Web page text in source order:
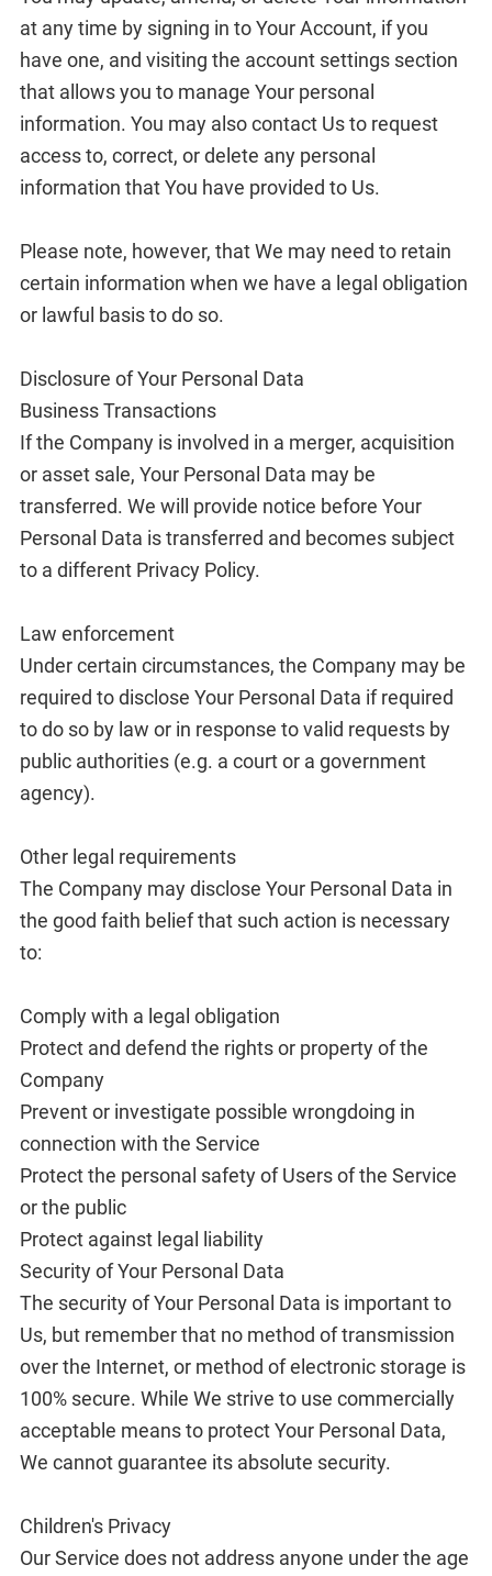
at any time by signing in to Your Account, if you
have one, and visiting the account settings section
that allows you to manage Your personal
information. You may also contact Us to request
access to, correct, or delete any personal
information that You have provided to Us.
Please note, however, that We may need to retain
certain information when we have a legal obligation
or lawful basis to do so.
Disclosure of Your Personal Data
Business Transactions
If the Company is involved in a merger, acquisition
or asset sale, Your Personal Data may be
transferred. We will provide notice before Your
Personal Data is transferred and becomes subject
to a different Privacy Policy.
Law enforcement
Under certain circumstances, the Company may be
required to disclose Your Personal Data if required
to do so by law or in response to valid requests by
public authorities (e.g. a court or a government
agency).
Other legal requirements
The Company may disclose Your Personal Data in
the good faith belief that such action is necessary
to:
Comply with a legal obligation
Protect and defend the rights or property of the
Company
Prevent or investigate possible wrongdoing in
connection with the Service
Protect the personal safety of Users of the Service
or the public
Protect against legal liability
Security of Your Personal Data
The security of Your Personal Data is important to
Us, but remember that no method of transmission
over the Internet, or method of electronic storage is
100% secure. While We strive to use commercially
acceptable means to protect Your Personal Data,
We cannot guarantee its absolute security.
Children's Privacy
Our Service does not address anyone under the age